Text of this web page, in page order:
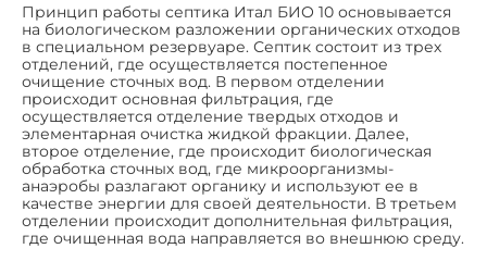
Принцип работы септика Итал БИО 10 основывается
на биологическом разложении органических отходов
в специальном резервуаре. Септик состоит из трех
отделений, где осуществляется постепенное
очищение сточных вод. В первом отделении
происходит основная фильтрация, где
осуществляется отделение твердых отходов и
элементарная очистка жидкой фракции. Далее,
второе отделение, где происходит биологическая
обработка сточных вод, где микроорганизмы-
анаэробы разлагают органику и используют ее в
качестве энергии для своей деятельности. В третьем
отделении происходит дополнительная фильтрация,
где очищенная вода направляется во внешнюю среду.